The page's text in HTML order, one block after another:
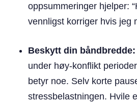
oppsummeringer hjelper:
vennligst korriger hvis jeg
Beskytt din båndbredde:
under høy-konflikt
betyr noe. Selv korte
stressbelastningen. Hvile